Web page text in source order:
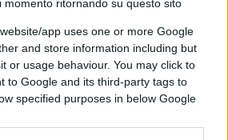
momento ritornando su questo sito
app uses one or more Google
and store information including but
or usage behaviour. You may click to
to Google and its third-party tags to
specified purposes in below Google
delle Regioni, presieduta da
rinviata: “Se ne discuterà
A questo ritmo, tra una
previsto, inoltre, nel girone dei